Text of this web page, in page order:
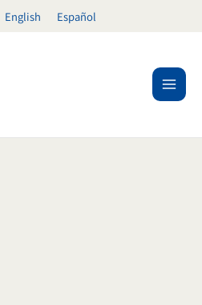
English Español